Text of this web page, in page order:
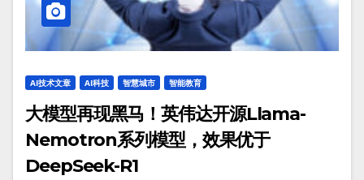
AI技术文章 AI科技 智慧城市 智能教育
大模型再现黑马！英伟达开源Llama-
Nemotron系列模型，效果优于
DeepSeek-R1